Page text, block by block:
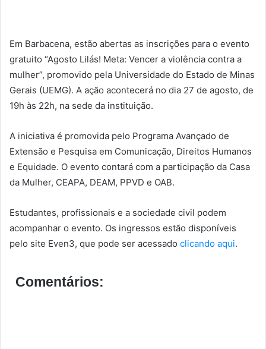
Em Barbacena, estão abertas as inscrições para o evento
gratuito “Agosto Lilás! Meta: Vencer a violência contra a
mulher”, promovido pela Universidade do Estado de Minas
Gerais (UEMG). A ação acontecerá no dia 27 de agosto, de
19h às 22h, na sede da instituição.
A iniciativa é promovida pelo Programa Avançado de
Extensão e Pesquisa em Comunicação, Direitos Humanos
e Equidade. O evento contará com a participação da Casa
da Mulher, CEAPA, DEAM, PPVD e OAB.
Estudantes, profissionais e a sociedade civil podem
acompanhar o evento. Os ingressos estão disponíveis
pelo site Even3, que pode ser acessado clicando aqui.
Comentários: